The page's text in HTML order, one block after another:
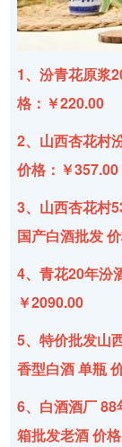
1、汾青花原浆
格：￥220.00
2、山西杏花村
价格：￥357.00
3、山西杏花村
国产白酒批发
4、青花20年汾
￥2090.00
5、特价批发山
香型白酒 单瓶
6、白酒酒厂
箱批发老酒 价